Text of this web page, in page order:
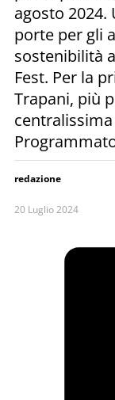
agosto
porte per gli
sostenibilità
Fest. Per la
Trapani, più
redazione
20 Luglio 2024